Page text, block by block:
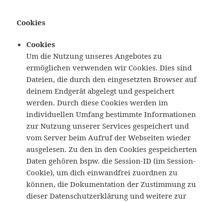
Cookies
Cookies
Um die Nutzung unseres Angebotes zu
ermöglichen verwenden wir Cookies. Dies sind
Dateien, die durch den eingesetzten Browser auf
deinem Endgerät abgelegt und gespeichert
werden. Durch diese Cookies werden im
individuellen Umfang bestimmte Informationen
zur Nutzung unserer Services gespeichert und
vom Server beim Aufruf der Webseiten wieder
ausgelesen. Zu den in den Cookies gespeicherten
Daten gehören bspw. die Session-ID (im Session-
Cookie), um dich einwandfrei zuordnen zu
können, die Dokumentation der Zustimmung zu
dieser Datenschutzerklärung und weitere zur